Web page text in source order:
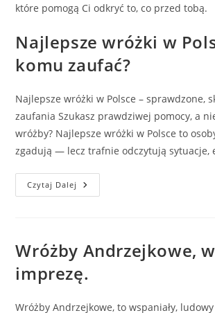
które pomogą Ci odkryć to, co przed tobą.
Najlepsze wróżki w
komu zaufać?
Najlepsze wróżki w Polsce – sprawdzone,
zaufania Szukasz prawdziwej pomocy, a
wróżby? Najlepsze wróżki w Polsce to
zgadują — lecz trafnie odczytują sytuacje,
Czytaj Dalej Najlepsze
Wróżki
Zaufać?
Wróżby Andrzejkowe,
imprezę.
Wróżby Andrzejkowe, to wspaniały,